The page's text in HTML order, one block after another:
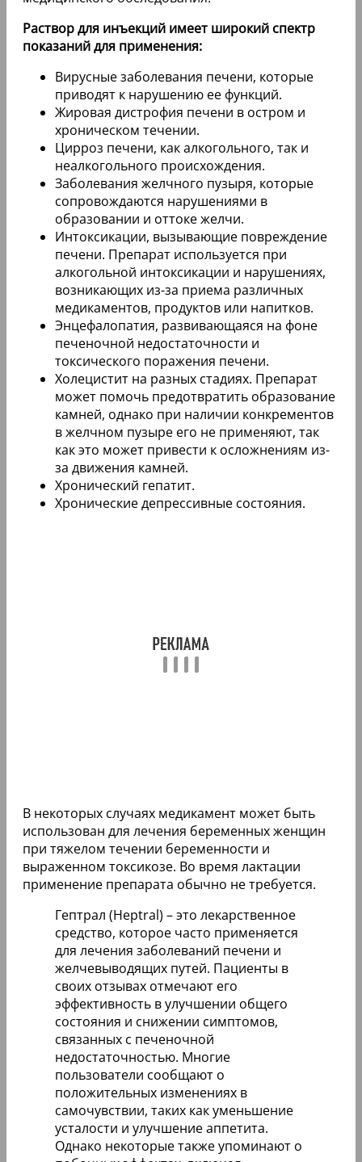
Раствор для инъекций имеет широкий спектр
показаний для применения:
Вирусные заболевания печени, которые
приводят к нарушению ее функций.
Жировая дистрофия печени в остром и
хроническом течении.
Цирроз печени, как алкогольного, так и
неалкогольного происхождения.
Заболевания желчного пузыря, которые
сопровождаются нарушениями в
образовании и оттоке желчи.
Интоксикации, вызывающие повреждение
печени. Препарат используется при
алкогольной интоксикации и нарушениях,
возникающих из-за приема различных
медикаментов, продуктов или напитков.
Энцефалопатия, развивающаяся на фоне
печеночной недостаточности и
токсического поражения печени.
Холецистит на разных стадиях. Препарат
может помочь предотвратить образование
камней, однако при наличии конкрементов
в желчном пузыре его не применяют, так
как это может привести к осложнениям из-
за движения камней.
Хронический гепатит.
Хронические депрессивные состояния.
В некоторых случаях медикамент может быть
использован для лечения беременных женщин
при тяжелом течении беременности и
выраженном токсикозе. Во время лактации
применение препарата обычно не требуется.
Гептрал (Heptral) – это лекарственное
средство, которое часто применяется
для лечения заболеваний печени и
желчевыводящих путей. Пациенты в
своих отзывах отмечают его
эффективность в улучшении общего
состояния и снижении симптомов,
связанных с печеночной
недостаточностью. Многие
пользователи сообщают о
положительных изменениях в
самочувствии, таких как уменьшение
усталости и улучшение аппетита.
Однако некоторые также упоминают о